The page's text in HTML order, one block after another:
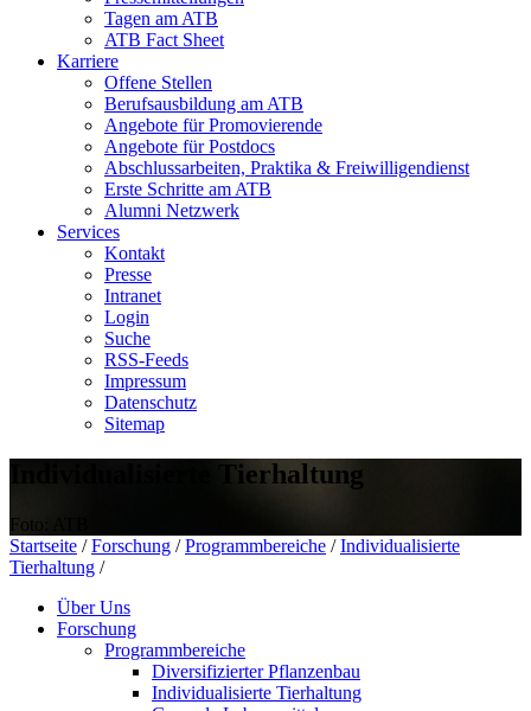
Tagen am ATB
ATB Fact Sheet
Karriere
Offene Stellen
Berufsausbildung am ATB
Angebote für Promovierende
Angebote für Postdocs
Abschlussarbeiten, Praktika & Freiwilligendienst
Erste Schritte am ATB
Alumni Netzwerk
Services
Kontakt
Presse
Intranet
Login
Suche
RSS-Feeds
Impressum
Datenschutz
Sitemap
Individualisierte Tierhaltung
Foto: ATB
Startseite / Forschung / Programmbereiche / Individualisierte
Tierhaltung /
Über Uns
Forschung
Programmbereiche
Diversifizierter Pflanzenbau
Individualisierte Tierhaltung